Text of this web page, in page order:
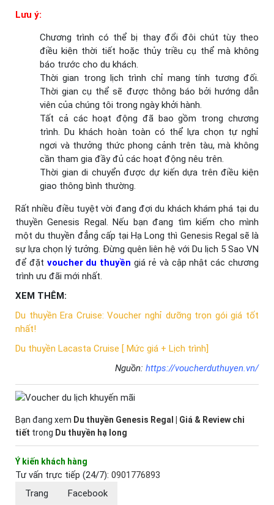
Lưu ý:
Chương trình có thể bị thay đổi đôi chút tùy theo
điều kiện thời tiết hoặc thủy triều cụ thể mà không
báo trước cho du khách.
Thời gian trong lịch trình chỉ mang tính tương đối.
Thời gian cụ thể sẽ được thông báo bởi hướng dẫn
viên của chúng tôi trong ngày khởi hành.
Tất cả các hoạt động đã bao gồm trong chương
trình. Du khách hoàn toàn có thể lựa chọn tự nghỉ
ngơi và thưởng thức phong cảnh trên tàu, mà không
cần tham gia đầy đủ các hoạt động nêu trên.
Thời gian di chuyển được dự kiến dựa trên điều kiện
giao thông bình thường.
Rất nhiều điều tuyệt vời đang đợi du khách khám phá tại du
thuyền Genesis Regal. Nếu bạn đang tìm kiếm cho mình
một du thuyền đẳng cấp tại Hạ Long thì Genesis Regal sẽ là
sự lựa chọn lý tưởng. Đừng quên liên hệ với Du lịch 5 Sao VN
để đặt voucher du thuyền giá rẻ và cập nhật các chương
trình ưu đãi mới nhất.
XEM THÊM:
Du thuyền Era Cruise: Voucher nghỉ dưỡng trọn gói giá tốt
nhất!
Du thuyền Lacasta Cruise [ Mức giá + Lịch trình]
Nguồn: https://voucherduthuyen.vn/
Bạn đang xem Du thuyền Genesis Regal | Giá & Review chi
tiết trong Du thuyền hạ long
Ý kiến khách hàng
Tư vấn trực tiếp (24/7): 0901776893
Trang
Facebook